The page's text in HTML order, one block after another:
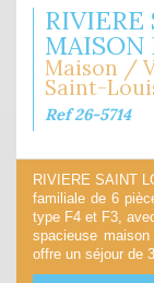
RIVIERE
MAISON
Maison /
Saint-
Ref 26-5714
RIVIERE SAINT
familiale de 6
type F4 et F3,
spacieuse
offre un séjour de